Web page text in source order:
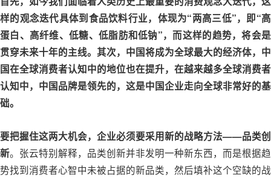
样的观念迭代具体到食品饮料行业，体现为“两高三低”，即“高
蛋白、高纤维、低糖、低脂肪和低钠”，而这样的趋势，将会是
贯穿未来十年的主线。其次，中国将成为全球最大的经济体，中
国在全球消费者认知中的地位也在提升，在越来越多全球消费者
认知中，中国品牌是领先的，这是中国企业走向全球非常好的基
础。
要把握住这两大机会，企业必须要采用新的战略方法——品类创
新。张云特别解释，品类创新并非发明一种新东西，而是根据趋
势找到消费者心智中未被占据的新品类，然后填补这个空缺的战